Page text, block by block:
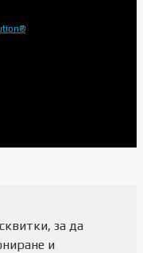
за да
и